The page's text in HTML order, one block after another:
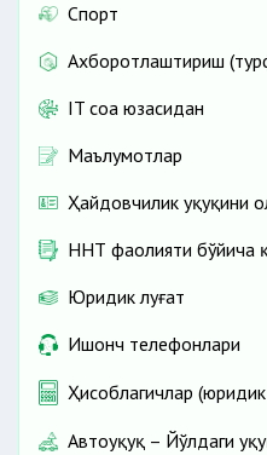
Спорт
Ахборотлаштириш
IT соҳа юзасидан
Маълумотлар
Ҳайдовчилик ҳуқуқини
ННТ фаолияти бўйича
Юридик луғат
Ишонч телефонлари
Ҳисоблагичлар
Автоҳуқуқ – Йўлдаги